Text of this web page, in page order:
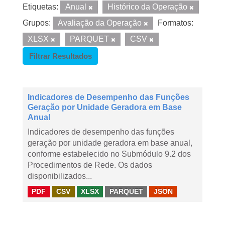
Etiquetas: Anual
Histórico da Operação
Grupos:
Avaliação da Operação
Formatos:
XLSX
PARQUET
CSV
Filtrar Resultados
Indicadores de Desempenho das Funções
Geração por Unidade Geradora em Base
Anual
Indicadores de desempenho das funções
geração por unidade geradora em base anual,
conforme estabelecido no Submódulo 9.2 dos
Procedimentos de Rede. Os dados
disponibilizados...
PDF CSV XLSX PARQUET JSON